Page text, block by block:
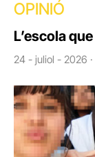
OPINIÓ
L’escola
24 - juliol - 2026 ·